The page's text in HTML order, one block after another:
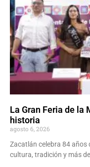
La Gran Feria de la
historia
agosto 6, 2026
Zacatlán celebra 84 años
cultura, tradición y más